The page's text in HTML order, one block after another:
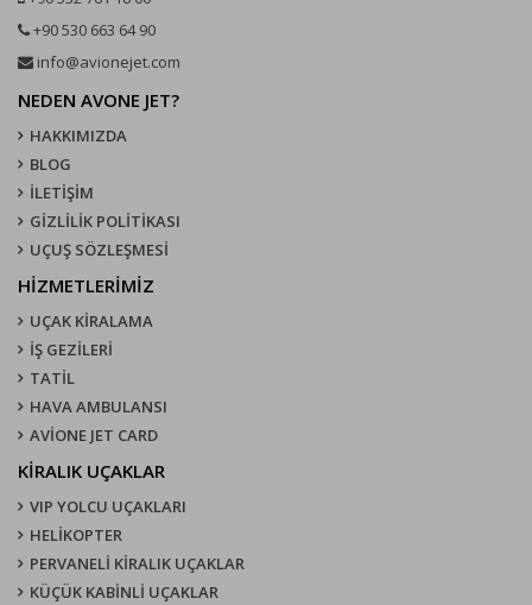
+90 530 663 64 90
info@avionejet.com
NEDEN AVONE JET?
HAKKIMIZDA
BLOG
İLETİŞİM
GİZLİLİK POLİTİKASI
UÇUŞ SÖZLEŞMESI
HİZMETLERİMİZ
UÇAK KIRALAMA
İŞ GEZİLERİ
TATİL
HAVA AMBULANSI
AVİONE JET CARD
KIRALIK UÇAKLAR
VIP YOLCU UÇAKLARI
HELİKOPTER
PERVANELİ KİRALIK UÇAKLAR
KÜÇÜK KABİNLİ UÇAKLAR